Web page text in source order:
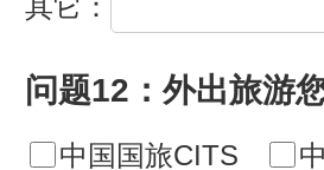
其它：
问题12：外出旅游
中国国旅CITS